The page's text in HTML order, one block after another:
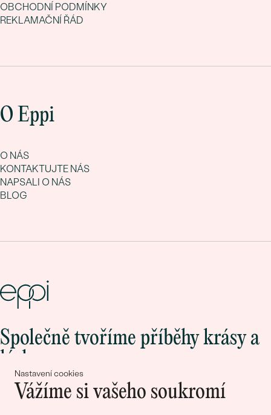
Nastavení cookies
Vážíme si vašeho soukromí
OBCHODNÍ PODMÍNKY
REKLAMAČNÍ ŘÁD
O Eppi
O NÁS
KONTAKTUJTE NÁS
NAPSALI O NÁS
BLOG
Společně tvoříme příběhy krásy a
lásky
Připojte se k nám!